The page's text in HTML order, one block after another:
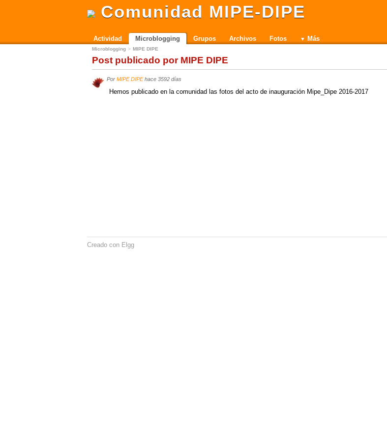
Comunidad MIPE-DIPE
Actividad Microblogging Grupos Archivos Fotos Más
Microblogging MIPE DIPE
Post publicado por MIPE DIPE
Por MIPE DIPE hace 3592 días
Hemos publicado en la comunidad las fotos del acto de inauguración Mipe_Dipe 2016-2017
Creado con Elgg